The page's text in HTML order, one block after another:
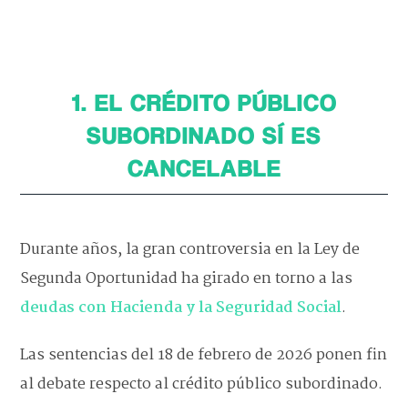
1. EL CRÉDITO PÚBLICO
SUBORDINADO SÍ ES
CANCELABLE
Durante años, la gran controversia en la Ley de
Segunda Oportunidad ha girado en torno a las
deudas con Hacienda y la Seguridad Social.
Las sentencias del 18 de febrero de 2026 ponen fin
al debate respecto al crédito público subordinado.